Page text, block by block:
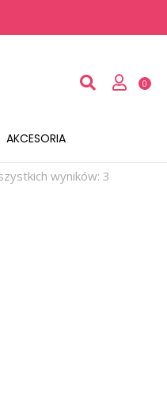
AKCESORIA
wyników: 3